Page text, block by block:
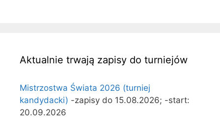
Aktualnie trwają zapisy do turniejów
Mistrzostwa Świata 2026 (turniej
kandydacki) -zapisy do 15.08.2026; -start:
20.09.2026